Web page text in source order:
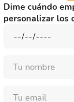
Dime cuándo
personalizar los
Nombre
Email